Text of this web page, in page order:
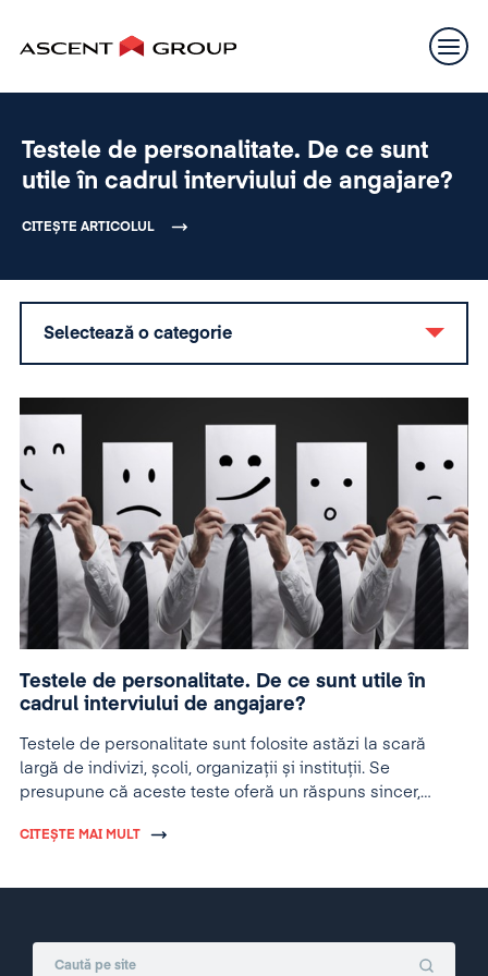
Testele de personalitate. De ce sunt
utile în cadrul interviului de angajare?
CITEȘTE ARTICOLUL
Selectează o categorie
Testele de personalitate. De ce sunt utile în
cadrul interviului de angajare?
Testele de personalitate sunt folosite astăzi la scară
largă de indivizi, școli, organizații și instituții. Se
presupune că aceste teste oferă un răspuns sincer,
CITEȘTE MAI MULT